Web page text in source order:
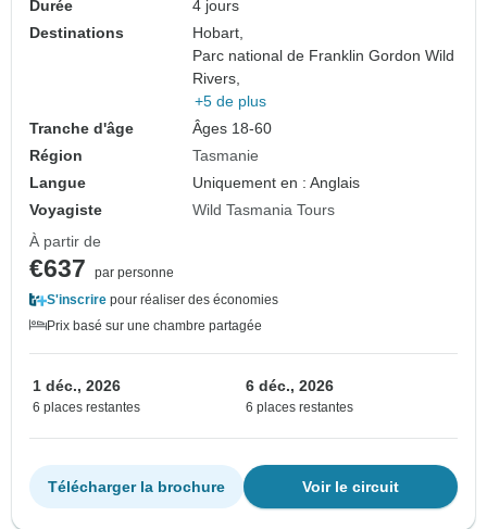
Durée
4 jours
Destinations
Hobart,
Parc national de Franklin Gordon Wild
Rivers,
+5 de plus
Tranche d'âge
Âges 18-60
Région
Tasmanie
Langue
Uniquement en : Anglais
Voyagiste
Wild Tasmania Tours
À partir de
€637
par personne
S'inscrire pour réaliser des économies
Prix basé sur une chambre partagée
1 déc., 2026
6 places restantes
6 déc., 2026
6 places restantes
Voir le circuit
Télécharger la brochure